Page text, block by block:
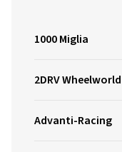
1000 Miglia
2DRV Wheelworld
Advanti-Racing